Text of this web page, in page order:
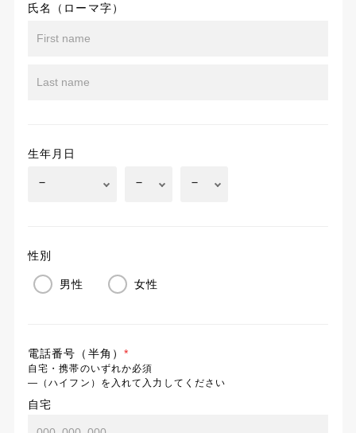
氏名（ローマ字）
生年月日
性別
男性 女性
電話番号（半角） *
自宅・携帯のいずれか必須
―（ハイフン）を入れて入力してください
自宅